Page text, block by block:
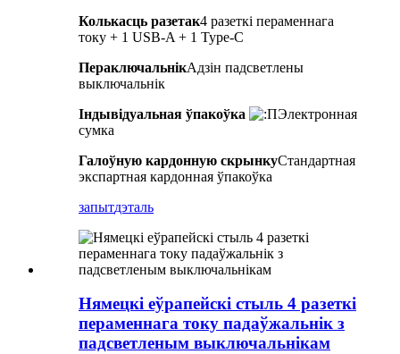
Колькасць разетак4 разеткі пераменнага
току + 1 USB-A + 1 Type-C
ПераключальнікАдзін падсветлены
выключальнік
Індывідуальная ўпакоўка
Электронная
сумка
Галоўную кардонную скрынкуСтандартная
экспартная кардонная ўпакоўка
запытдэталь
Нямецкі еўрапейскі стыль 4 разеткі
пераменнага току падаўжальнік з
падсветленым выключальнікам